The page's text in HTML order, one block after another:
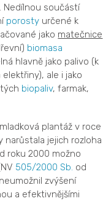
součástí
porosty určené k
jako matečnice
biomasa
hlavně jako palivo (k
elektřiny), ale i jako
biopaliv, farmak,
plantáž v roce
narůstala jejich rozloha
roku 2000 možno
505/2000 Sb. od
zvýšení
a efektivnějšími